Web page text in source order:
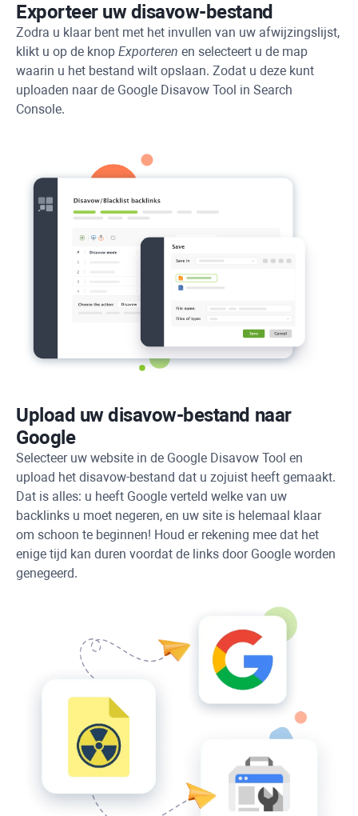
Exporteer uw disavow-bestand
Zodra u klaar bent met het invullen van uw afwijzingslijst,
klikt u op de knop Exporteren en selecteert u de map
waarin u het bestand wilt opslaan. Zodat u deze kunt
uploaden naar de Google Disavow Tool in Search
Console.
Upload uw disavow-bestand naar
Google
Selecteer uw website in de Google Disavow Tool en
upload het disavow-bestand dat u zojuist heeft gemaakt.
Dat is alles: u heeft Google verteld welke van uw
backlinks u moet negeren, en uw site is helemaal klaar
om schoon te beginnen! Houd er rekening mee dat het
enige tijd kan duren voordat de links door Google worden
genegeerd.